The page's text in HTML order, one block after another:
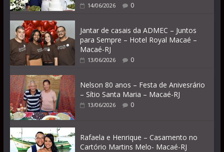
14/06/2026 0
Jantar de casais da ADMEC – Juntos
para Sempre – Hotel Royal Macaé –
Macaé-RJ
13/06/2026 0
Nelson 80 anos – Festa de Anivesrário
– Sítio Santa Maria – Macaé-RJ
13/06/2026 0
Rafaela e Henrique – Casamento no
Cartório Martins Melo- Macaé-RJ